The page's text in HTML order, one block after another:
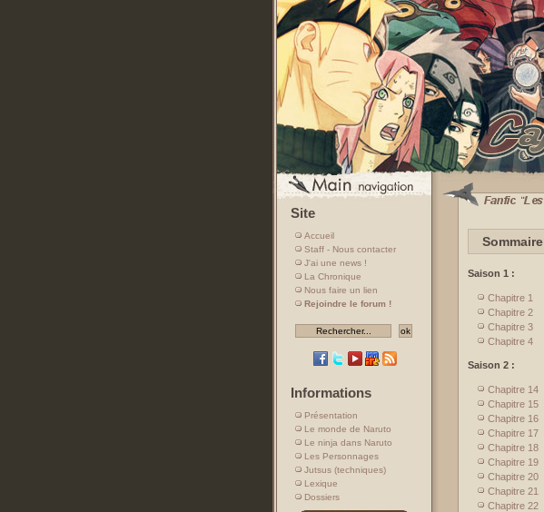
Site
Accueil
Staff - Nous contacter
J'ai une news !
La Chronique
Nous faire un lien
Rejoindre le forum !
Informations
Présentation
Le monde de Naruto
Le ninja dans Naruto
Les Personnages
Jutsus (techniques)
Lexique
Dossiers
Sommaire
Saison 1 :
Chapitre 1
Chapitre 2
Chapitre 3
Chapitre 4
Saison 2 :
Chapitre 14
Chapitre 15
Chapitre 16
Chapitre 17
Chapitre 18
Chapitre 19
Chapitre 20
Chapitre 21
Chapitre 22